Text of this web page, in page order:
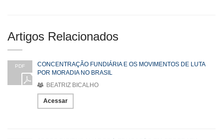
Artigos Relacionados
PDF
CONCENTRAÇÃO FUNDIÁRIA E OS MOVIMENTOS DE LUTA
POR MORADIA NO BRASIL
BEATRIZ BICALHO
Acessar